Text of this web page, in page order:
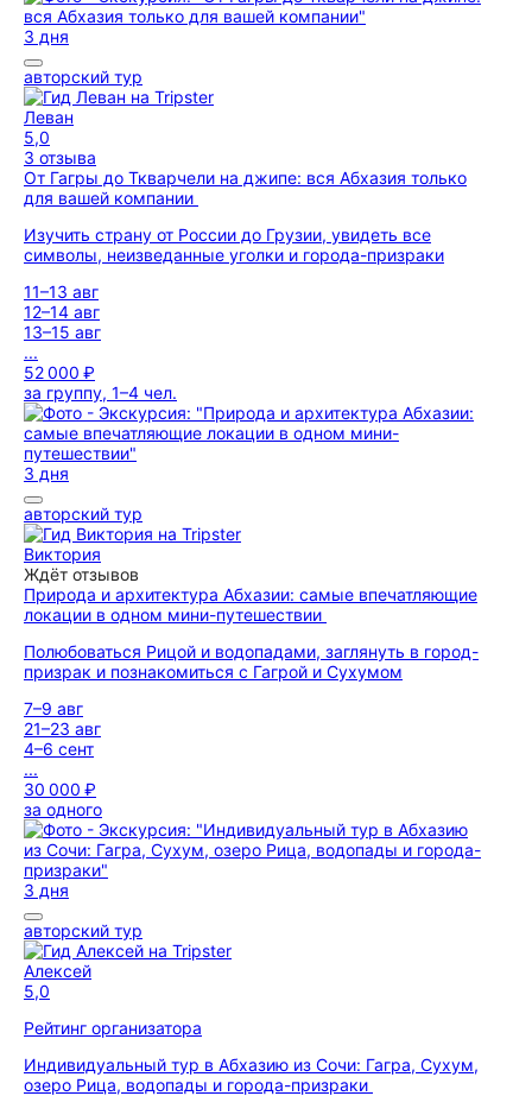
3 дня
авторский тур
Леван
5,0
3 отзыва
От Гагры до Ткварчели на джипе: вся Абхазия только
для вашей компании
Изучить страну от России до Грузии, увидеть все
символы, неизведанные уголки и города-призраки
11–13 авг
12–14 авг
13–15 авг
...
52 000 ₽
за группу, 1–4 чел.
3 дня
авторский тур
Виктория
Ждёт отзывов
Природа и архитектура Абхазии: самые впечатляющие
локации в одном мини-путешествии
Полюбоваться Рицой и водопадами, заглянуть в город-
призрак и познакомиться с Гагрой и Сухумом
7–9 авг
21–23 авг
4–6 сент
...
30 000 ₽
за одного
3 дня
авторский тур
Алексей
5,0
Рейтинг организатора
Индивидуальный тур в Абхазию из Сочи: Гагра, Сухум,
озеро Рица, водопады и города-призраки